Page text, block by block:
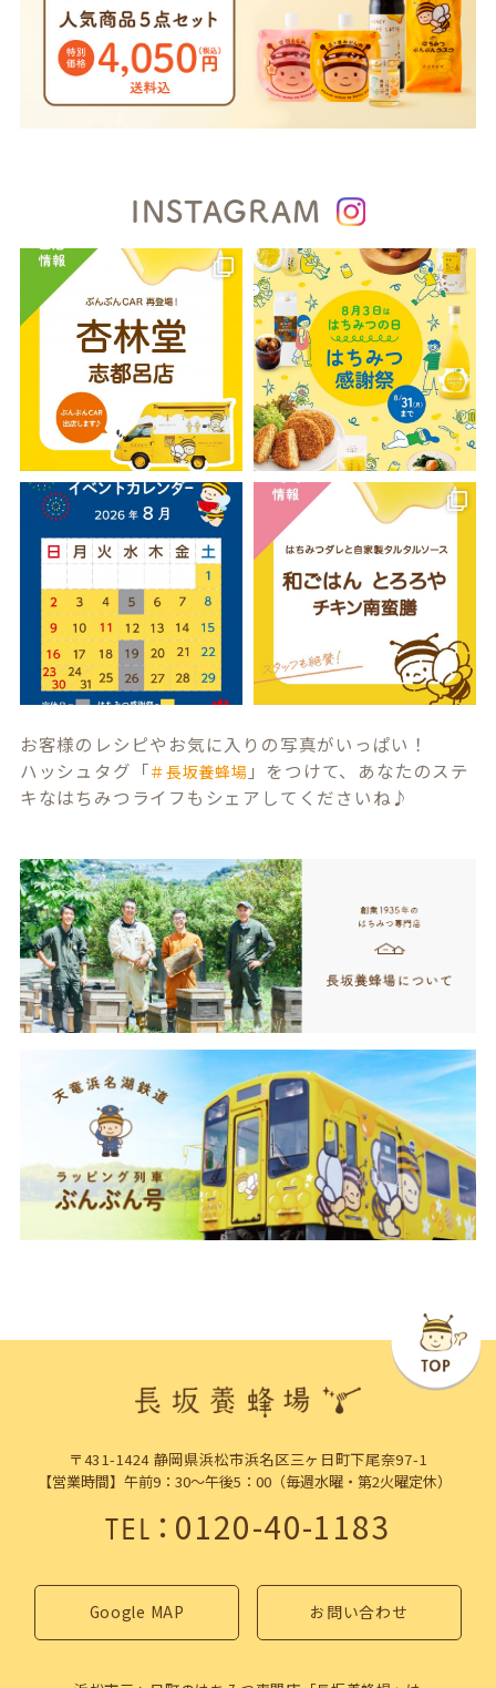
INSTAGRAM
お客様のレシピやお気に入りの写真がいっぱい！
ハッシュタグ「＃長坂養蜂場 」をつけて、あなたのステ
キなはちみつライフもシェアしてくださいね♪
〒431-1424 静岡県浜松市浜名区三ヶ日町下尾奈97-1
【営業時間】午前9：30～午後5：00（毎週水曜・第2火曜定休）
TEL：0120-40-1183
Google MAP お問い合わせ